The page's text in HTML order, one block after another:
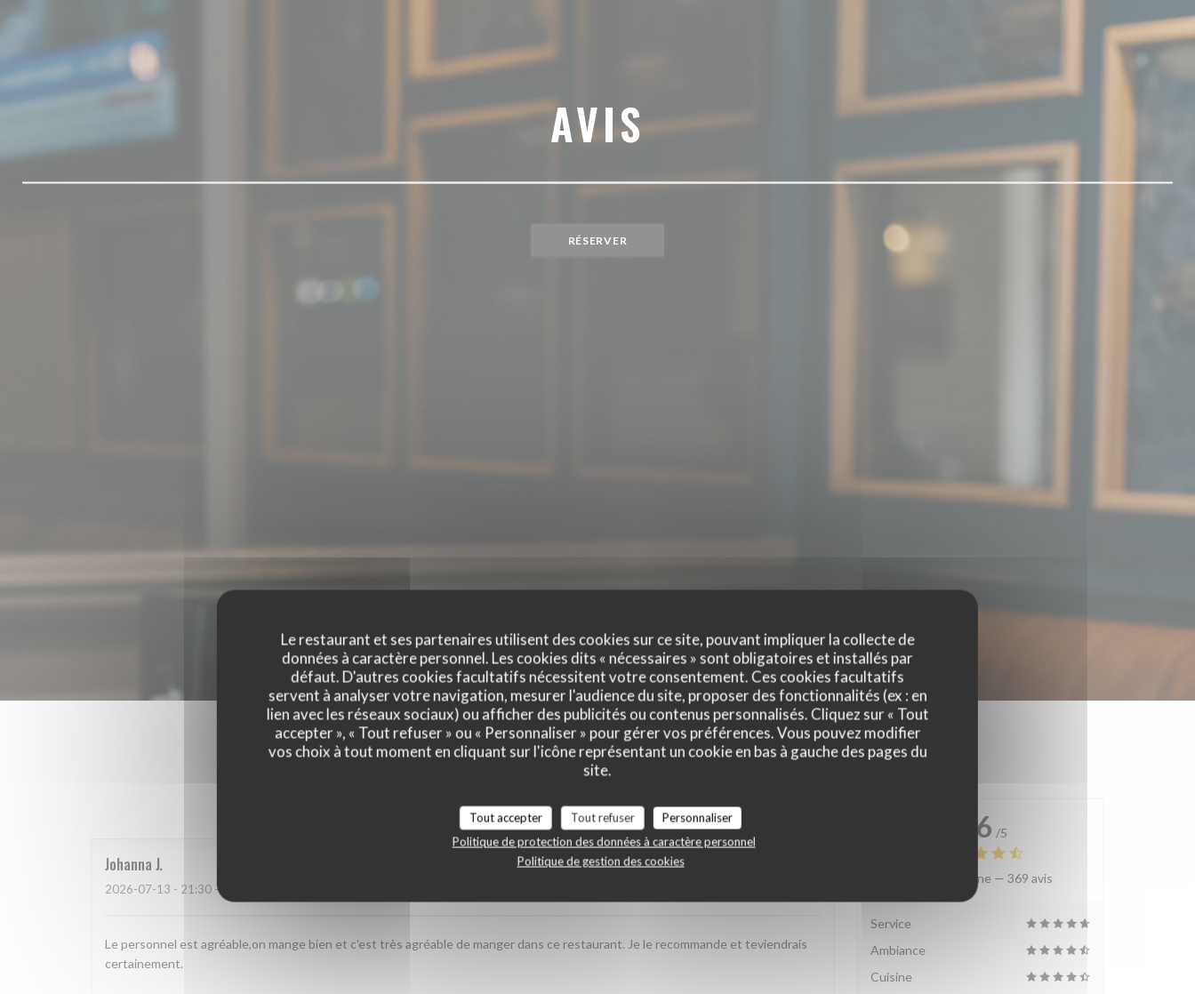
Le restaurant et ses partenaires utilisent des cookies sur ce site, pouvant impliquer la collecte de
données à caractère personnel. Les cookies dits « nécessaires » sont obligatoires et installés par
défaut. D'autres cookies facultatifs nécessitent votre consentement. Ces cookies facultatifs
servent à analyser votre navigation, mesurer l'audience du site, proposer des fonctionnalités (ex : en
lien avec les réseaux sociaux) ou afficher des publicités ou contenus personnalisés. Cliquez sur « Tout
accepter », « Tout refuser » ou « Personnaliser » pour gérer vos préférences. Vous pouvez modifier
vos choix à tout moment en cliquant sur l'icône représentant un cookie en bas à gauche des pages du
site.
Tout accepter Tout refuser
Personnaliser
Politique de protection des données à caractère personnel
Politique de gestion des cookies
AVIS
RÉSERVER
Les avis de nos clients
Johanna J
2026-07-13 - 21:30 - Couverts 2
Le personnel est agréable,on mange bien et c'est très agréable de manger dans ce restaurant. Je le recommande et teviendrais
certainement.
4.6 /5
Note moyenne — 369 avis
Service
Ambiance
Cuisine